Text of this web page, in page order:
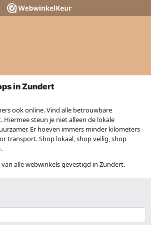
in Zundert
ook online. Vind alle betrouwbare
Hiermee steun je niet alleen de lokale
Er hoeven immers minder kilometers
transport. Shop lokaal, shop veilig, shop
alle webwinkels gevestigd in Zundert.